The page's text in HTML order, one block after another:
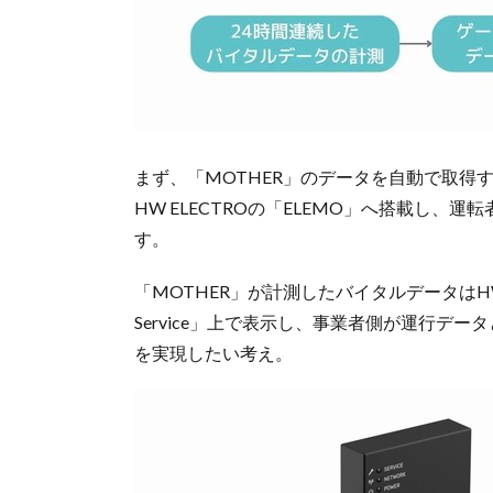
まず、「MOTHER」のデータを自動で取得
HW ELECTROの「ELEMO」へ搭載し、運
す。
「MOTHER」が計測したバイタルデータは
Service」上で表示し、事業者側が運行デー
を実現したい考え。